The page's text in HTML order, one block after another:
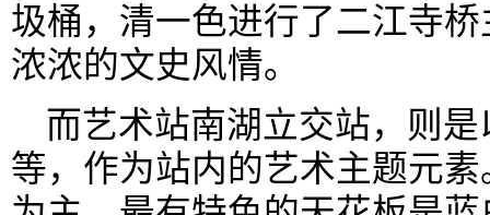
圾桶，清一色进行了二江寺
浓浓的文史风情。
而艺术站南湖立交站，则
等，作为站内的艺术主题元